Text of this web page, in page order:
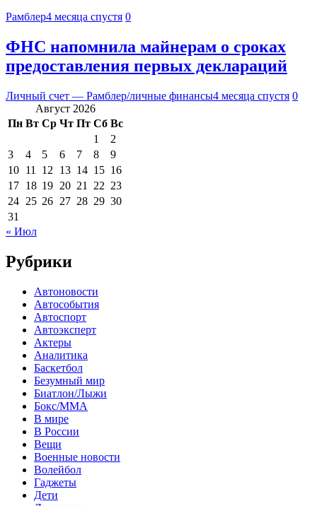
Рамблер4 месяца спустя 0
ФНС напомнила майнерам о сроках
предоставления первых деклараций
Личный счет — Рамблер/личные финансы4 месяца спустя 0
Август 2026
Пн Вт Ср Чт Пт Сб Вс
1
2
3
4 5 6 7 8
9
10 11 12 13 14 15 16
17 18 19 20 21 22 23
24 25 26 27 28 29 30
31
« Июл
Рубрики
Автоновости
Автособытия
Автоспорт
Автоэксперт
Актеры
Аналитика
Баскетбол
Безумный мир
Биатлон/Лыжи
Бокс/MMA
В мире
В России
Вещи
Военные новости
Волейбол
Гаджеты
Дети